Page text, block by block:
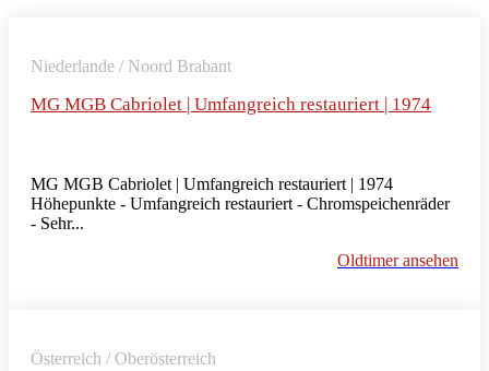
Niederlande / Noord Brabant
MG MGB Cabriolet | Umfangreich restauriert | 1974
MG MGB Cabriolet | Umfangreich restauriert | 1974
Höhepunkte - Umfangreich restauriert - Chromspeichenräder
- Sehr...
Oldtimer ansehen
Österreich / Oberösterreich